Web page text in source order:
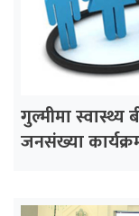
गुल्मीमा स्वास्थ्य
जनसंख्या